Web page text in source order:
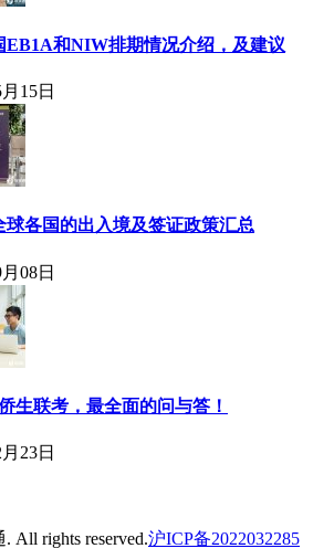
EB1A和NIW排期情况介绍，及建议
15日
球各国的出入境及签证政策汇总
08日
生联考，最全面的问与答！
23日
All rights reserved.沪ICP备2022032285